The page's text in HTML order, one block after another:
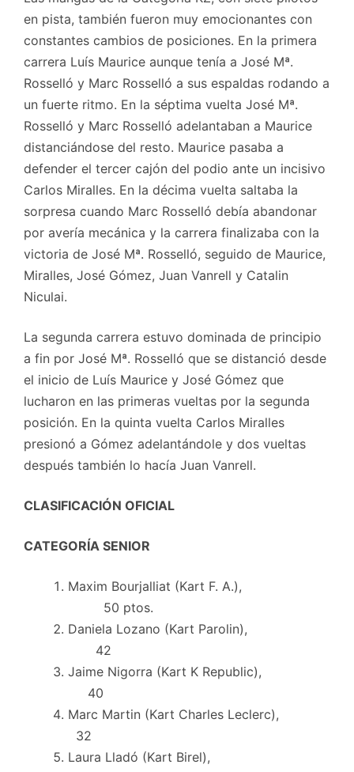
en pista, también fueron muy emocionantes con
constantes cambios de posiciones. En la primera
carrera Luís Maurice aunque tenía a José Mª.
Rosselló y Marc Rosselló a sus espaldas rodando a
un fuerte ritmo. En la séptima vuelta José Mª.
Rosselló y Marc Rosselló adelantaban a Maurice
distanciándose del resto. Maurice pasaba a
defender el tercer cajón del podio ante un incisivo
Carlos Miralles. En la décima vuelta saltaba la
sorpresa cuando Marc Rosselló debía abandonar
por avería mecánica y la carrera finalizaba con la
victoria de José Mª. Rosselló, seguido de Maurice,
Miralles, José Gómez, Juan Vanrell y Catalin
Niculai.
La segunda carrera estuvo dominada de principio
a fin por José Mª. Rosselló que se distanció desde
el inicio de Luís Maurice y José Gómez que
lucharon en las primeras vueltas por la segunda
posición. En la quinta vuelta Carlos Miralles
presionó a Gómez adelantándole y dos vueltas
después también lo hacía Juan Vanrell.
CLASIFICACIÓN OFICIAL
CATEGORÍA SENIOR
Maxim Bourjalliat (Kart F. A.),
50 ptos.
Daniela Lozano (Kart Parolin),
42
Jaime Nigorra (Kart K Republic),
40
Marc Martin (Kart Charles Leclerc),
32
Laura Lladó (Kart Birel),